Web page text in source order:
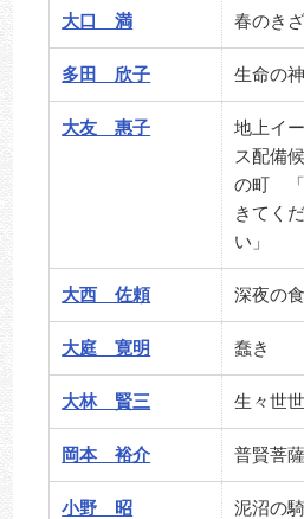
大口 満 春のき
多田 欣子 生命の
大友 惠子
地上イ
ス配備
の町
きてく
い」
大西 佐頼 深夜の
大庭 寛明 蠢き
大林 賢三 生々世世
岡本 裕介 普賢菩薩
小野 昭
泥沼の